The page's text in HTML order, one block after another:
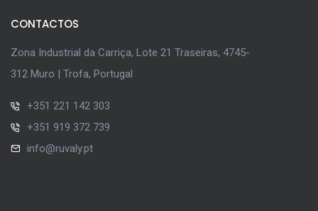
CONTACTOS
Zona Industrial da Carriça, Lote 21 Traseiras, 4745-
312 Muro | Trofa, Portugal
+351 221 142 303
+351 919 372 739
info@ruvaly.pt